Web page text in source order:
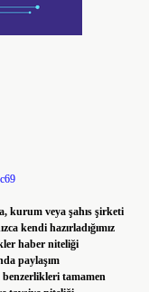
kurum veya şahıs şirketi
kendi hazırladığımız
haber niteliği
paylaşım
tamamen